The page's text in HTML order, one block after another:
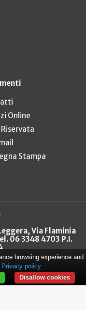
Online
Stampa
Via Flaminia
06 3348 4703 P.I.
policy Cookie policy
browsing experience and
Privacy policy
Disallow cookies